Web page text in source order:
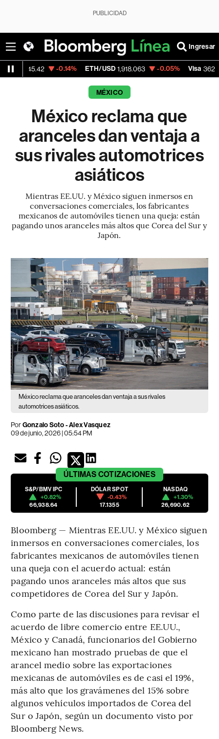
PUBLICIDAD
Ingresar
-0.14% ETH/USD 1,918.063 -0.05% Visa 362.50 -2.15%
MÉXICO
México reclama que
aranceles dan ventaja a
sus rivales automotrices
asiáticos
Mientras EE.UU. y México siguen inmersos en
conversaciones comerciales, los fabricantes
mexicanos de automóviles tienen una queja: están
pagando unos aranceles más altos que Corea del Sur y
Japón.
México reclama que aranceles dan ventaja a sus rivales
automotrices asiáticos.
PorGonzalo Soto - Alex Vasquez
09 de junio, 2026 | 05:54 PM
ÚLTIMAS COTIZACIONES
S&P/BMV IPC
+0.82%
66,938.64
DÓLAR SPOT
-0.43%
17.1355
NASDAQ
+1.30%
26,690.62
Bloomberg — Mientras EE.UU. y México siguen
inmersos en conversaciones comerciales, los
fabricantes mexicanos de automóviles tienen
una queja con el acuerdo actual: están
pagando unos aranceles más altos que sus
competidores de Corea del Sur y Japón.
Como parte de las discusiones para revisar el
acuerdo de libre comercio entre EE.UU.,
México y Canadá, funcionarios del Gobierno
mexicano han mostrado pruebas de que el
arancel medio sobre las exportaciones
mexicanas de automóviles es de casi el 19%,
más alto que los gravámenes del 15% sobre
algunos vehículos importados de Corea del
Sur o Japón, según un documento visto por
Bloomberg News.